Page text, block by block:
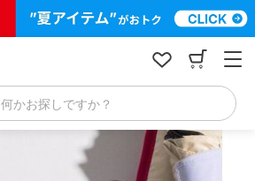
何かお探しですか？